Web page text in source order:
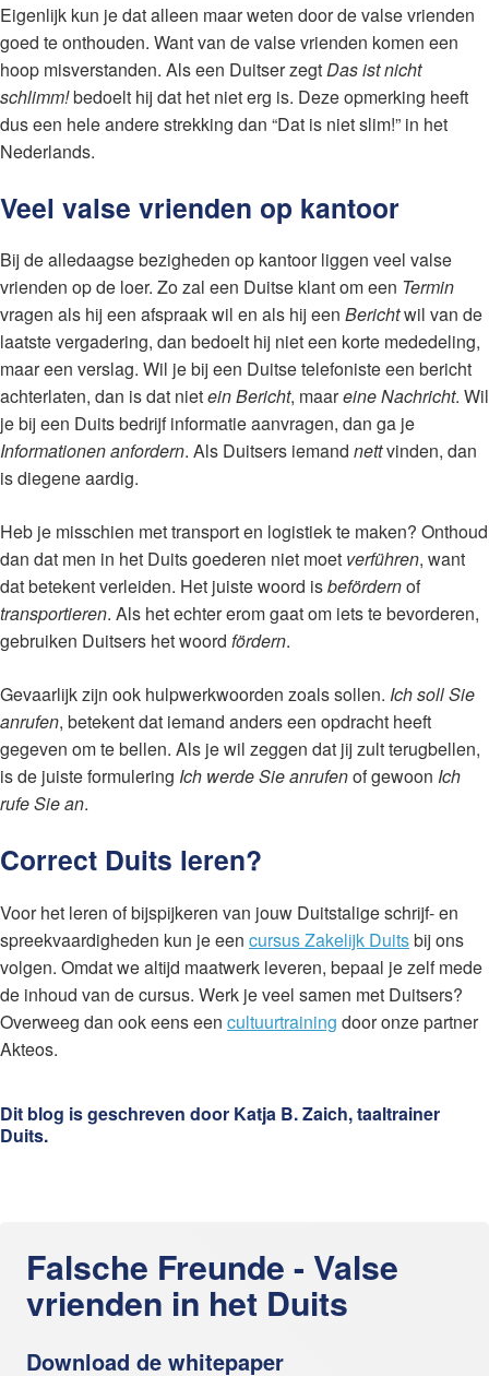
Eigenlijk kun je dat alleen maar weten door de valse vrienden
goed te onthouden. Want van de valse vrienden komen een
hoop misverstanden. Als een Duitser zegt Das ist nicht
schlimm!bedoelt hij dat het niet erg is. Deze opmerking heeft
dus een hele andere strekking dan “Dat is niet slim!” in het
Nederlands.
Veel valse vrienden op kantoor
Bij de alledaagse bezigheden op kantoor liggen veel valse
vrienden op de loer. Zo zal een Duitse klant om een Termin
vragen als hij een afspraak wil en als hij een Berichtwil van de
laatste vergadering, dan bedoelt hij niet een korte mededeling,
maar een verslag. Wil je bij een Duitse telefoniste een bericht
achterlaten, dan is dat nietein Bericht, maareine Nachricht. Wil
je bij een Duits bedrijf informatie aanvragen, dan ga je
Informationen anfordern. Als Duitsers iemand nettvinden, dan
is diegene aardig.
Heb je misschien met transport en logistiek te maken? Onthoud
dan dat men in het Duits goederen niet moet verführen, want
dat betekent verleiden. Het juiste woord isbefördernof
transportieren. Als het echter erom gaat om iets te bevorderen,
gebruiken Duitsers het woord fördern.
Gevaarlijk zijn ook hulpwerkwoorden zoals sollen. Ich soll Sie
anrufen, betekent dat iemand anders een opdracht heeft
gegeven om te bellen. Als je wil zeggen dat jij zult terugbellen,
is de juiste formulering Ich werde Sie anrufenof gewoon Ich
rufe Sie an.
Correct Duits leren?
Voor het leren of bijspijkeren van jouw Duitstalige schrijf- en
spreekvaardigheden kun je een cursus Zakelijk Duitsbij ons
volgen. Omdat we altijd maatwerk leveren, bepaal je zelf mede
de inhoud van de cursus. Werk je veel samen met Duitsers?
Overweeg dan ook eens een cultuurtraining door onze partner
Akteos.
Dit blog is geschreven door Katja B. Zaich, taaltrainer
Duits.
Falsche Freunde - Valse
vrienden in het Duits
Download de whitepaper